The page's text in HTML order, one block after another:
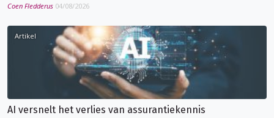
Coen Fledderus 04/08/2026
Artikel
AI versnelt het verlies van assurantiekennis